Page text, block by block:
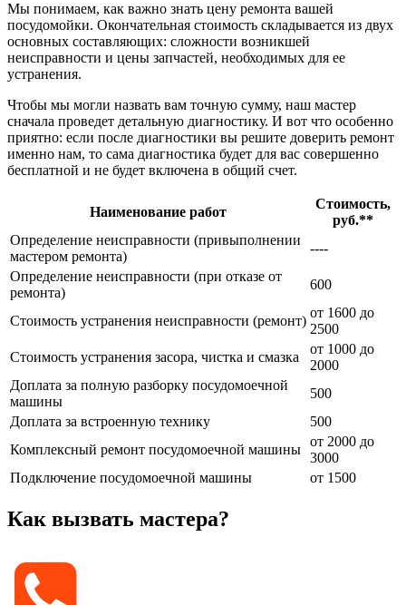
Мы понимаем, как важно знать цену ремонта вашей
посудомойки. Окончательная стоимость складывается из двух
основных составляющих: сложности возникшей
неисправности и цены запчастей, необходимых для ее
устранения.
Чтобы мы могли назвать вам точную сумму, наш мастер
сначала проведет детальную диагностику. И вот что особенно
приятно: если после диагностики вы решите доверить ремонт
именно нам, то сама диагностика будет для вас совершенно
бесплатной и не будет включена в общий счет.
Наименование работ
Стоимость,
руб.**
Определение неисправности (привыполнении
мастером ремонта)
----
Определение неисправности (при отказе от
ремонта)
600
Стоимость устранения неисправности (ремонт)
от 1600 до
2500
Стоимость устранения засора, чистка и смазка
от 1000 до
2000
Доплата за полную разборку посудомоечной
машины
500
Доплата за встроенную технику
500
Комплексный ремонт посудомоечной машины
от 2000 до
3000
Подключение посудомоечной машины
от 1500
Как вызвать мастера?